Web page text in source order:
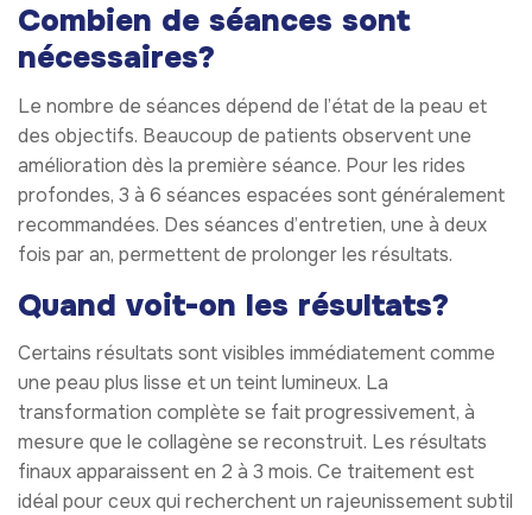
Combien de séances sont
nécessaires?
Le nombre de séances dépend de l’état de la peau et
des objectifs. Beaucoup de patients observent une
amélioration dès la première séance. Pour les rides
profondes, 3 à 6 séances espacées sont généralement
recommandées. Des séances d’entretien, une à deux
fois par an, permettent de prolonger les résultats.
Quand voit-on les résultats?
Certains résultats sont visibles immédiatement comme
une peau plus lisse et un teint lumineux. La
transformation complète se fait progressivement, à
mesure que le collagène se reconstruit. Les résultats
finaux apparaissent en 2 à 3 mois. Ce traitement est
idéal pour ceux qui recherchent un rajeunissement subtil